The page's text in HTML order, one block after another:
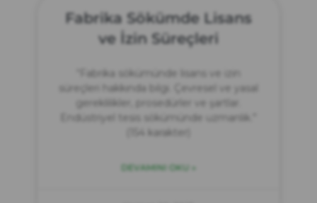
Fabrika Sökümde Lisans
ve İzin Süreçleri
“Fabrika sökümünde lisans ve izin
süreçleri hakkında bilgi. Çevresel ve yasal
gereklilikler, prosedürler ve şartlar.
Endüstriyel tesis sökümünde uzmanlık.”
(154 karakter)
DEVAMINI OKU »